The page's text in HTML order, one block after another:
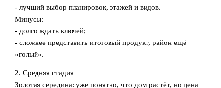
- лучший выбор планировок, этажей и видов.
Минусы:
- долго ждать ключей;
- сложнее представить итоговый продукт, район ещё
«голый».
2. Средняя стадия
Золотая середина: уже понятно, что дом растёт, но цена